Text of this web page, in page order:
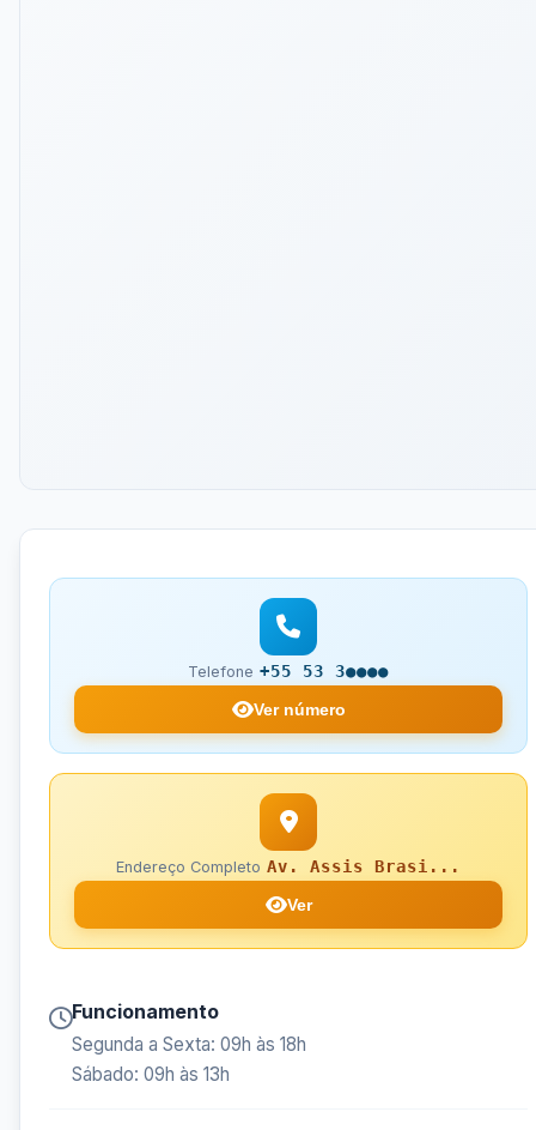
Telefone +55 53 3●●●●
Ver número
Endereço Completo Av. Assis Brasi...
Ver
Funcionamento
Segunda a Sexta: 09h às 18h
Sábado: 09h às 13h